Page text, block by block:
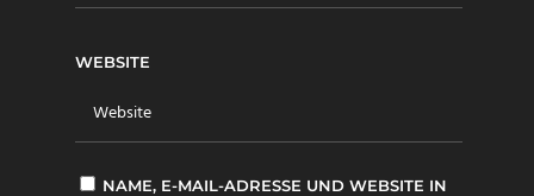
WEBSITE
NAME, E-MAIL-ADRESSE UND WEBSITE IN